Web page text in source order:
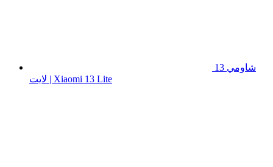
شاومي 13
لايت | Xiaomi 13 Lite